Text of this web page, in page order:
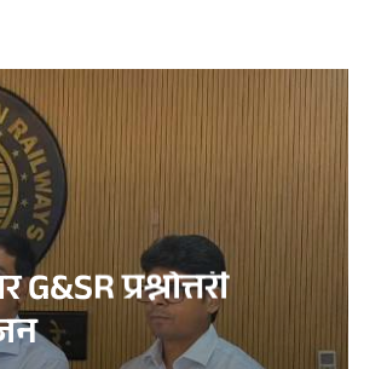
प्रश्नोत्तरी